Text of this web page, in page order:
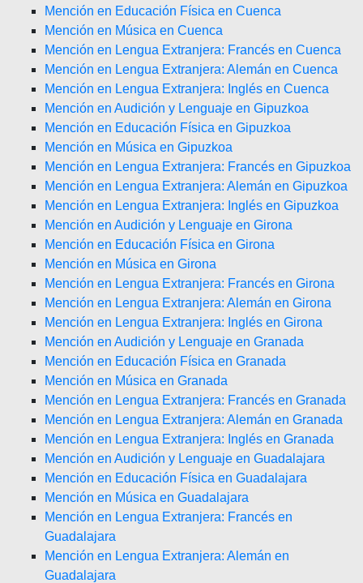
Mención en Educación Física en Cuenca
Mención en Música en Cuenca
Mención en Lengua Extranjera: Francés en Cuenca
Mención en Lengua Extranjera: Alemán en Cuenca
Mención en Lengua Extranjera: Inglés en Cuenca
Mención en Audición y Lenguaje en Gipuzkoa
Mención en Educación Física en Gipuzkoa
Mención en Música en Gipuzkoa
Mención en Lengua Extranjera: Francés en Gipuzkoa
Mención en Lengua Extranjera: Alemán en Gipuzkoa
Mención en Lengua Extranjera: Inglés en Gipuzkoa
Mención en Audición y Lenguaje en Girona
Mención en Educación Física en Girona
Mención en Música en Girona
Mención en Lengua Extranjera: Francés en Girona
Mención en Lengua Extranjera: Alemán en Girona
Mención en Lengua Extranjera: Inglés en Girona
Mención en Audición y Lenguaje en Granada
Mención en Educación Física en Granada
Mención en Música en Granada
Mención en Lengua Extranjera: Francés en Granada
Mención en Lengua Extranjera: Alemán en Granada
Mención en Lengua Extranjera: Inglés en Granada
Mención en Audición y Lenguaje en Guadalajara
Mención en Educación Física en Guadalajara
Mención en Música en Guadalajara
Mención en Lengua Extranjera: Francés en
Guadalajara
Mención en Lengua Extranjera: Alemán en
Guadalajara